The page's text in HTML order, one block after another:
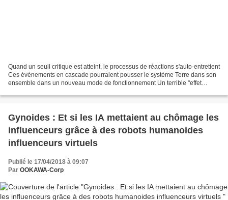
Quand un seuil critique est atteint, le processus de réactions s'auto-entretient
Ces événements en cascade pourraient pousser le système Terre dans son
ensemble dans un nouveau mode de fonctionnement Un terrible "effet
Gynoides : Et si les IA mettaient au chômage les
influenceurs grâce à des robots humanoides
influenceurs virtuels
Publié le 17/04/2018 à 09:07
Par OOKAWA-Corp